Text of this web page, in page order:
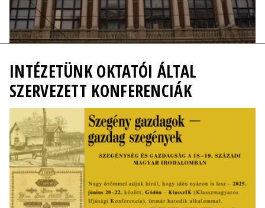
INTÉZETÜNK OKTATÓI ÁLTAL
SZERVEZETT KONFERENCIÁK